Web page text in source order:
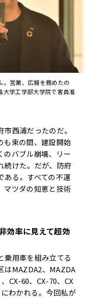
。営業、広報を務めたの
大学工学部大学院で客員准
西浦だったのだ。
も束の間、建設開始
のバブル崩壊、リー
けた。だが、防府
ある。すべての不運
マツダの知恵と技術
効率に見えて超効
乗用車を組み立てる
はMAZDA2、MAZDA
CX-60、CX-70、CX
わかれる。今回私が